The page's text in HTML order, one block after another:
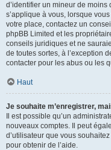
d’identifier un mineur de moins
s’applique à vous, lorsque
votre place, contactez un
phpBB Limited et les
conseils juridiques et ne
de toutes sortes, à l’exception
contacter pour les abus ou les
Haut
Je souhaite m’enregistrer,
Il est possible qu’un
nouveaux comptes. Il peut
d’utilisateur que vous
pour obtenir de l’aide.